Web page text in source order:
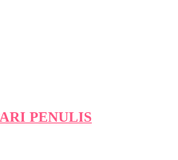
PENULIS